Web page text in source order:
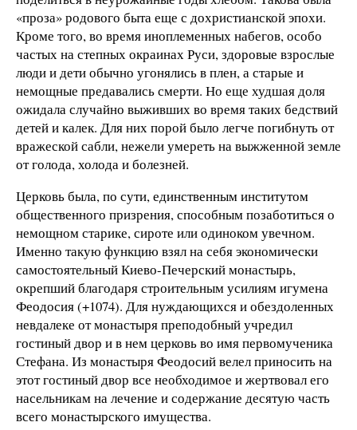
«проза» родового быта еще с дохристианской эпохи.
Кроме того, во время иноплеменных набегов, особо
частых на степных окраинах Руси, здоровые взрослые
люди и дети обычно угонялись в плен, а старые и
немощные предавались смерти. Но еще худшая доля
ожидала случайно выживших во время таких бедствий
детей и калек. Для них порой было легче погибнуть от
вражеской сабли, нежели умереть на выжженной земле
от голода, холода и болезней.
Церковь была, по сути, единственным институтом
общественного призрения, способным позаботиться о
немощном ста­ри­ке, сироте или одиноком увечном.
Именно такую функцию взял на себя экономически
самостоятельный Киево-Печерский монастырь,
окрепший благодаря строительным усилиям игумена
Феодосия (+1074). Для нуждающихся и обездоленных
невдалеке от монастыря преподобный учредил
гостиный двор и в нем церковь во имя первомученика
Стефана. Из монастыря Феодосий велел приносить на
этот гостиный двор все необходимое и жертвовал его
насельникам на лечение и содержание десятую часть
всего монастырского имущества.